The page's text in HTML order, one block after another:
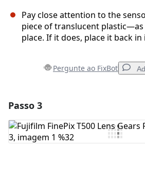
Pay close attention to the
piece of translucent
place. If it does, place it back
Pergunte ao FixBot
Comentar
Passo 3